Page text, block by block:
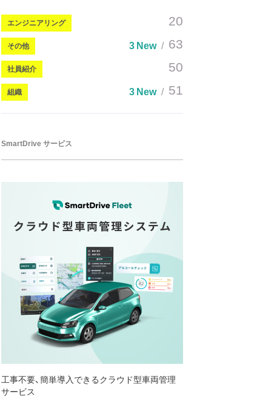
エンジニアリング 20
その他 3 New 63
社員紹介 50
組織 3 New 51
SmartDrive サービス
工事不要、簡単導入できるクラウド型車両管理
サービス